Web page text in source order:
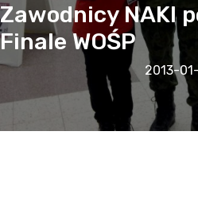
Zawodnicy NAKI
Finale WOŚP
2013-